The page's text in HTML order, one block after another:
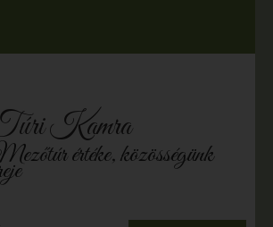
Kamra
értéke, közösségünk